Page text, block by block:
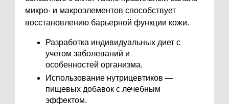
микро- и макроэлементов способствует
восстановлению барьерной функции кожи.
Разработка индивидуальных диет с
учетом заболеваний и
особенностей организма.
Использование нутрицевтиков —
пищевых добавок с лечебным
эффектом.